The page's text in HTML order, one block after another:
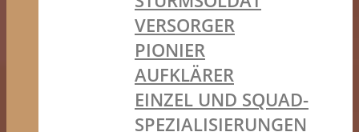
VERSORGER
PIONIER
AUFKLÄRER
EINZEL UND SQUAD-
SPEZIALISIERUNGEN